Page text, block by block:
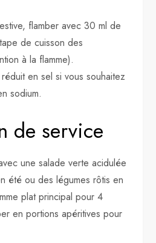
flamber avec 30 ml de
de cuisson des
à la flamme).
en sel si vous souhaitez
sodium.
de service
une salade verte acidulée
été ou des légumes rôtis en
plat principal pour 4
en portions apéritives pour